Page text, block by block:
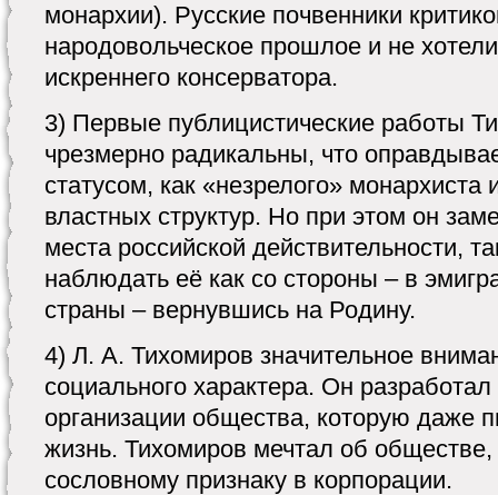
монархии). Русские почвенники
народовольческое прошлое и не
искреннего консерватора.
3) Первые публицистические работы
чрезмерно радикальны, что
статусом, как «незрелого» монархиста
властных структур. Но при этом он
места российской действительности,
наблюдать её как со стороны – в
страны – вернувшись на Родину.
4) Л. А. Тихомиров значительное
социального характера. Он
организации общества, которую даже
жизнь. Тихомиров мечтал об
сословному признаку в корпорации.